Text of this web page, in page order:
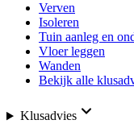
Verven
Isoleren
Tuin aanleg en
Vloer leggen
Wanden
Bekijk alle
Klusadvies